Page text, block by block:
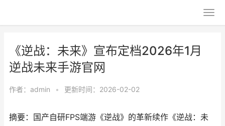
《逆战：未来》宣布定档2026年1月
逆战未来手游官网
作者： admin • 更新时间：2026-02-02
摘要：​国产自研FPS端游《逆战》的革新续作《逆战：未